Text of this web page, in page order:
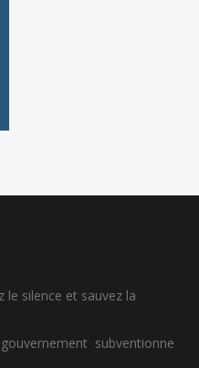
le silence et sauvez la
gouvernement subventionne